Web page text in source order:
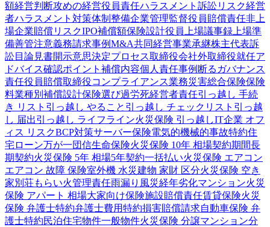
額経営判断攻めの経営役員責任ハラスメント 訴訟リスク経営
者ハラスメント対策体制整備企業管理監督役員賠償責任非上
場企業賠償リスクIPO補償額保険設計役員 上場議事録 上場準
備善管注意義務請求事例M&A共同経営事業承継株主代表訴
訟目論見書開示意思決定プロセス取締役会社外取締役就任ア
ドバイス確認ポイント 補償内容個人責任事例 断る ガバナンス
責任役員賠償取締役コンプライアンス業務災害総合保険保険
料業種別 補償設計保険選び過労死経営者責任引っ越し 手続
き リスト 引っ越し やること 引っ越し チェックリスト 引っ越
し 届出引っ越し ライフライン火災保険 引っ越しIT企業 オフ
ィス リスクBCP対策サーバー保険電気的機械的事故特約住
宅ローン万が一団信生命保険火災保険 10年 相場契約期間長
期契約火災保険 5年 相場5年契約一括払い火災保険 エアコン
エアコン 故障 保険室外機 水災建物 家財 区分火災保険 空き
家別荘もらい火管理責任雨漏り 風災経年劣化マンション火災
保険 アパート 相場大家向け保険施設賠償責任賃貸保険火災
保険 弁護士特約弁護士費用特約損害賠償請求自動車保険 弁
護士特約民泊住宅物件一般物件火災保険 分譲マンション分